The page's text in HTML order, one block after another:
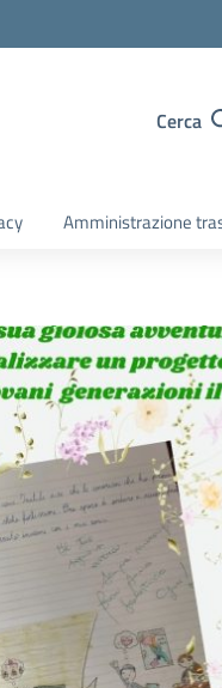
Cerca
Amministrazione